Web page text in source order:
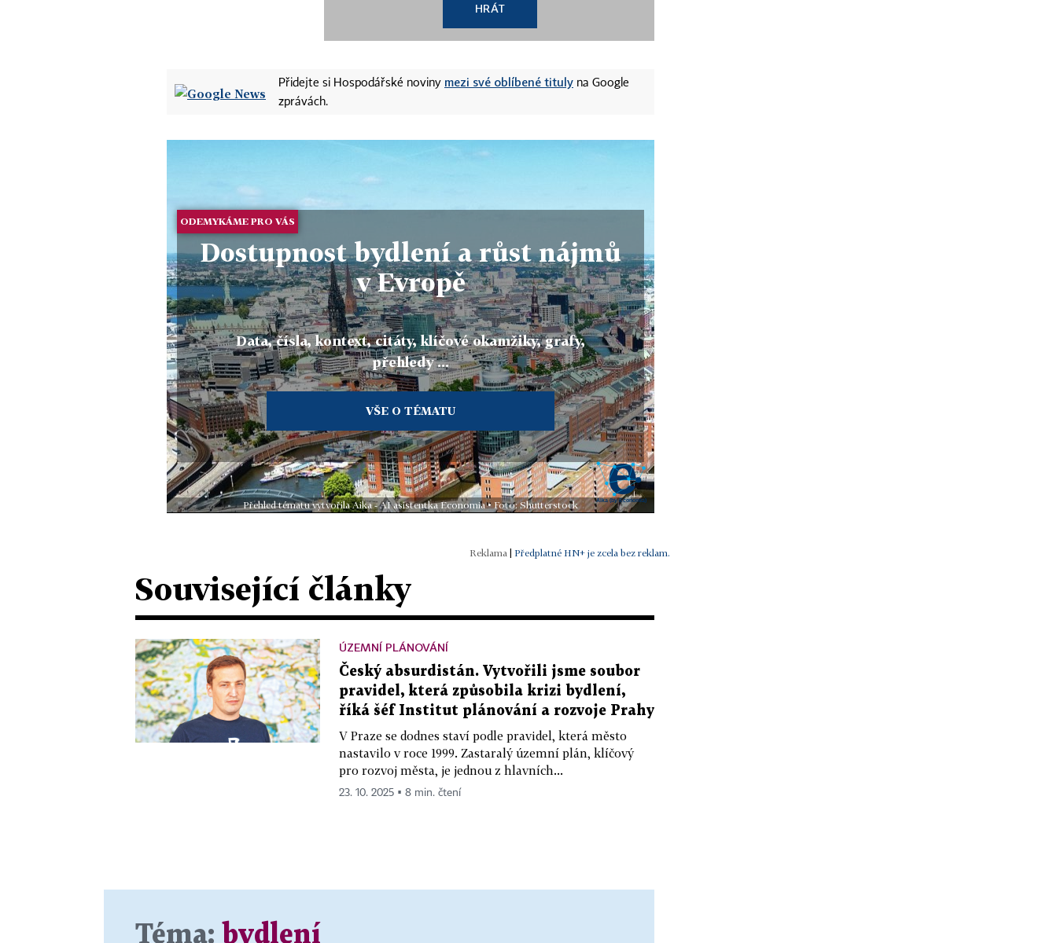
HRÁT
Přidejte si Hospodářské noviny mezi své oblíbené tituly na Google
zprávách.
ODEMYKÁME PRO VÁS
Dostupnost bydlení a růst nájmů
v Evropě
Data, čísla, kontext, citáty, klíčové okamžiky, grafy,
přehledy ...
VŠE O TÉMATU
Přehled tématu vytvořila Aika - AI asistentka Economia • Foto: Shutterstock
Předplatné HN+ je zcela bez reklam.
Související články
ÚZEMNÍ PLÁNOVÁNÍ
Český absurdistán. Vytvořili jsme soubor
pravidel, která způsobila krizi bydlení,
říká šéf Institut plánování a rozvoje Prahy
V Praze se dodnes staví podle pravidel, která město
nastavilo v roce 1999. Zastaralý územní plán, klíčový
pro rozvoj města, je jednou z hlavních...
23. 10. 2025 ▪ 8 min. čtení
Téma: bydlení